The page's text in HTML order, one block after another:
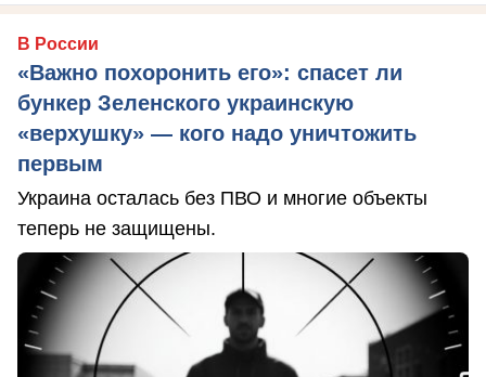
В России
«Важно похоронить его»: спасет ли
бункер Зеленского украинскую
«верхушку» — кого надо уничтожить
первым
Украина осталась без ПВО и многие объекты
теперь не защищены.